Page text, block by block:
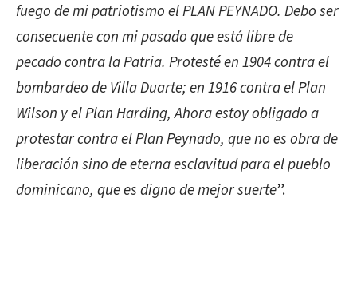
fuego de mi patriotismo el PLAN PEYNADO. Debo ser
consecuente con mi pasado que está libre de
pecado contra la Patria. Protesté en 1904 contra el
bombardeo de Villa Duarte; en 1916 contra el Plan
Wilson y el Plan Harding, Ahora estoy obligado a
protestar contra el Plan Peynado, que no es obra de
liberación sino de eterna esclavitud para el pueblo
dominicano, que es digno de mejor suerte”.